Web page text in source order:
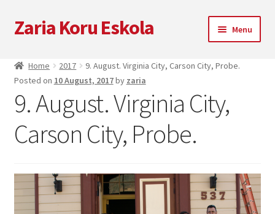
Skip
to
Skip
to
Zaria Koru Eskola Menu
Zaria Koru Eskola
Kooperationen
Zarialagun
Home 2017
9. August. Virginia City, Carson City, Probe.
Posted on 10 August, 2017by zaria
9. August. Virginia City,
Carson City, Probe.